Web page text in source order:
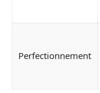
Perfectionnement